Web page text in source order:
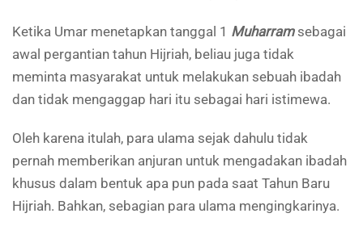
Ketika Umar menetapkan tanggal 1 Muharramsebagai
awal pergantian tahun Hijriah, beliau juga tidak
meminta masyarakat untuk melakukan sebuah ibadah
dan tidak mengaggap hari itu sebagai hari istimewa.
Oleh karena itulah, para ulama sejak dahulu tidak
pernah memberikan anjuran untuk mengadakan ibadah
khusus dalam bentuk apa pun pada saat Tahun Baru
Hijriah. Bahkan, sebagian para ulama mengingkarinya.